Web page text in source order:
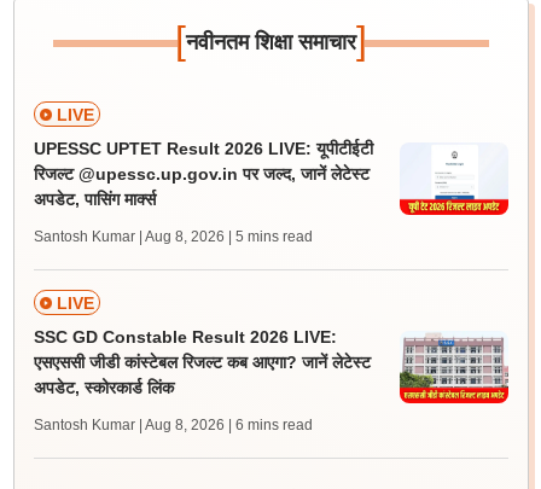
[नवीनतम शिक्षा समाचार]
LIVE
UPESSC UPTET Result 2026 LIVE: यूपीटीईटी
रिजल्ट @upessc.up.gov.in पर जल्द, जानें लेटेस्ट
अपडेट, पासिंग मार्क्स
Santosh Kumar | Aug 8, 2026 | 5 mins read
LIVE
SSC GD Constable Result 2026 LIVE:
एसएससी जीडी कांस्टेबल रिजल्ट कब आएगा? जानें लेटेस्ट
अपडेट, स्कोरकार्ड लिंक
Santosh Kumar | Aug 8, 2026 | 6 mins read